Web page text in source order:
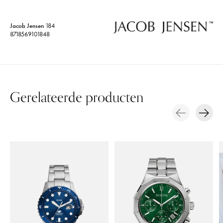
Jacob Jensen 184
8718569101848
Gerelateerde producten